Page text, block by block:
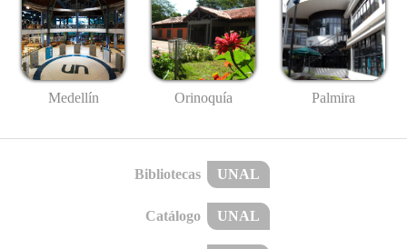
Medellín Orinoquía Palmira
Bibliotecas UNAL
Catálogo UNAL